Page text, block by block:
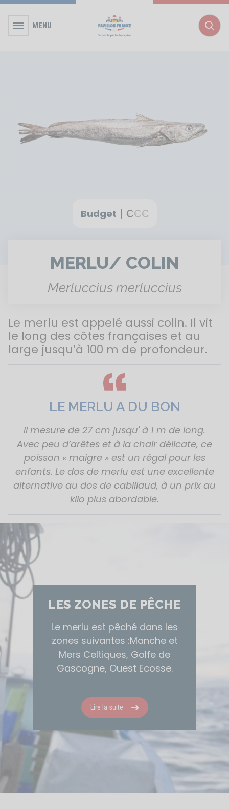
MENU
Budget €€€
MERLU/ COLIN
Merluccius merluccius
Le merlu est appelé aussi colin. Il vit
le long des côtes françaises et au
large jusqu’à 100 m de profondeur.
LE MERLU A DU BON
Il mesure de 27 cm jusqu' à 1 m de long.
Avec peu d’arêtes et à la chair délicate, ce
poisson « maigre » est un régal pour les
enfants. Le dos de merlu est une excellente
alternative au dos de cabillaud, à un prix au
kilo plus abordable.
LES ZONES DE PÊCHE
Le merlu est pêché dans les
zones suivantes :Manche et
Mers Celtiques, Golfe de
Gascogne, Ouest Ecosse.
Lire la suite